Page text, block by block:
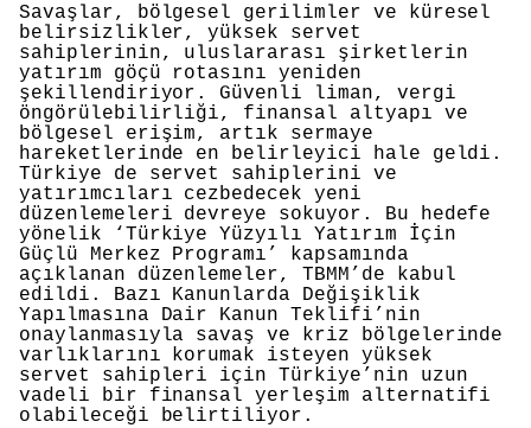
Savaşlar, bölgesel gerilimler ve küresel
belirsizlikler, yüksek servet
sahiplerinin, uluslararası şirketlerin
yatırım göçü rotasını yeniden
şekillendiriyor. Güvenli liman, vergi
öngörülebilirliği, finansal altyapı ve
bölgesel erişim, artık sermaye
hareketlerinde en belirleyici hale geldi.
Türkiye de servet sahiplerini ve
yatırımcıları cezbedecek yeni
düzenlemeleri devreye sokuyor. Bu hedefe
yönelik ‘Türkiye Yüzyılı Yatırım İçin
Güçlü Merkez Programı’ kapsamında
açıklanan düzenlemeler, TBMM’de kabul
edildi. Bazı Kanunlarda Değişiklik
Yapılmasına Dair Kanun Teklifi’nin
onaylanmasıyla savaş ve kriz bölgelerinde
varlıklarını korumak isteyen yüksek
servet sahipleri için Türkiye’nin uzun
vadeli bir finansal yerleşim alternatifi
olabileceği belirtiliyor.